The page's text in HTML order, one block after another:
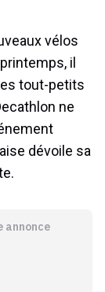
vélos
il
tout-petits
ne
dévoile sa
annonce